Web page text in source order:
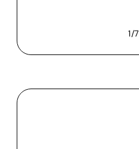
1/7